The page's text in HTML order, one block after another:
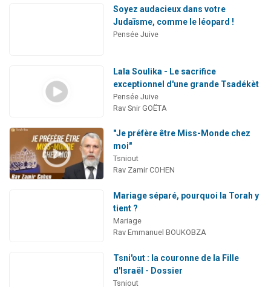
Soyez audacieux dans votre
Judaïsme, comme le léopard !
Pensée Juive
Lala Soulika - Le sacrifice
exceptionnel d'une grande Tsadékèt
Pensée Juive
Rav Snir GOËTA
"Je préfère être Miss-Monde chez
moi"
Tsniout
Rav Zamir COHEN
Mariage séparé, pourquoi la Torah y
tient ?
Mariage
Rav Emmanuel BOUKOBZA
Tsni'out : la couronne de la Fille
d'Israël - Dossier
Tsniout